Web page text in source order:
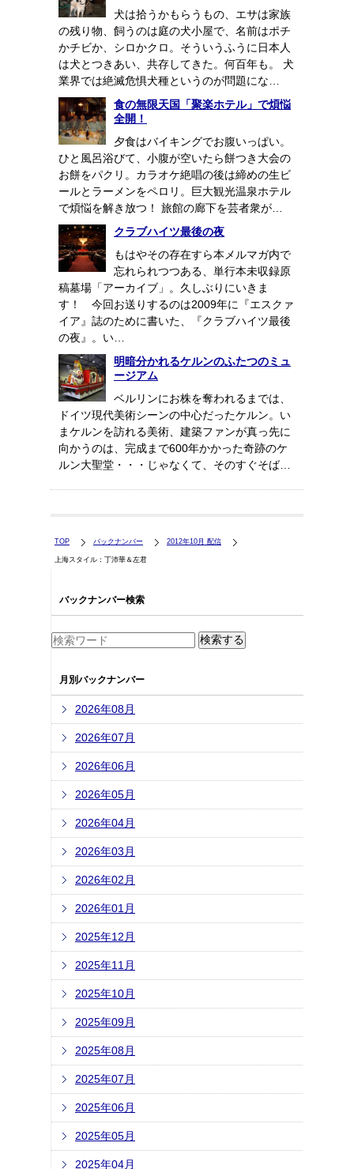
犬は拾うかもらうもの、エサは家族
の残り物、飼うのは庭の犬小屋で、名前はポチ
かチビか、シロかクロ。そういうふうに日本人
は犬とつきあい、共存してきた。何百年も。 犬
業界では絶滅危惧犬種というのが問題にな…
食の無限天国「聚楽ホテル」で煩悩
全開！
夕食はバイキングでお腹いっぱい。
ひと風呂浴びて、小腹が空いたら餅つき大会の
お餅をパクリ。カラオケ絶唱の後は締めの生ビ
ールとラーメンをペロリ。巨大観光温泉ホテル
で煩悩を解き放つ！ 旅館の廊下を芸者衆が…
クラブハイツ最後の夜
もはやその存在すら本メルマガ内で
忘れられつつある、単行本未収録原
稿墓場「アーカイブ」。久しぶりにいきま
す！ 今回お送りするのは2009年に『エスクァ
イア』誌のために書いた、『クラブハイツ最後
の夜』。い…
明暗分かれるケルンのふたつのミュ
ージアム
ベルリンにお株を奪われるまでは、
ドイツ現代美術シーンの中心だったケルン。い
まケルンを訪れる美術、建築ファンが真っ先に
向かうのは、完成まで600年かかった奇跡のケ
ルン大聖堂・・・じゃなくて、そのすぐそば…
TOP バックナンバー 2012年10月 配信
上海スタイル：丁沛華＆左君
バックナンバー検索
月別バックナンバー
2026年08月
2026年07月
2026年06月
2026年05月
2026年04月
2026年03月
2026年02月
2026年01月
2025年12月
2025年11月
2025年10月
2025年09月
2025年08月
2025年07月
2025年06月
2025年05月
2025年04月